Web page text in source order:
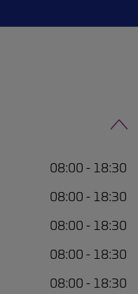
08:00 - 18:30
08:00 - 18:30
08:00 - 18:30
08:00 - 18:30
08:00 - 18:30